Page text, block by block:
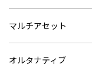
マルチアセット
オルタナティブ